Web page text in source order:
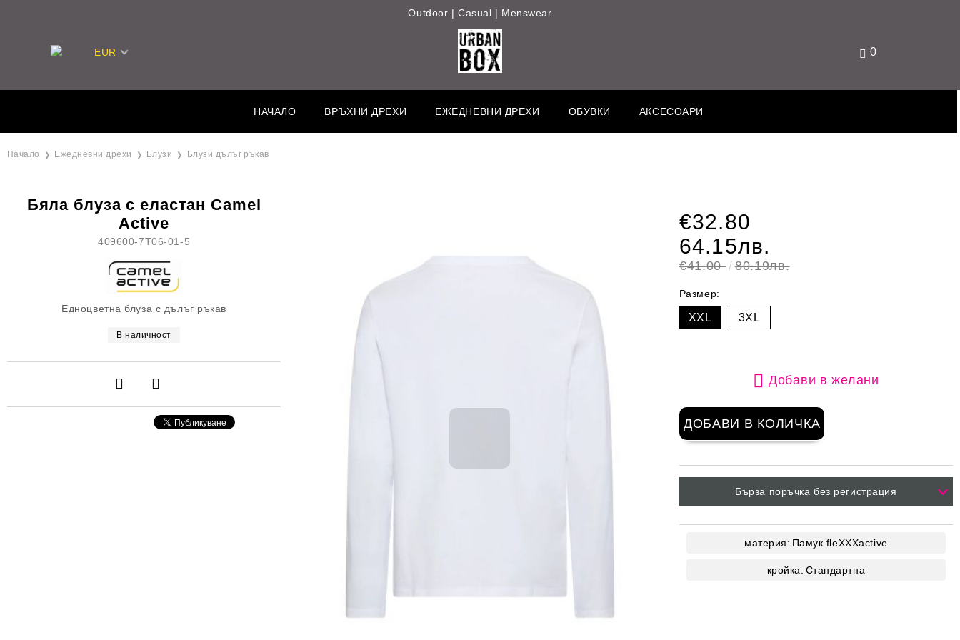
Outdoor | Casual | Menswear
EUR 0
НАЧАЛО ВРЪХНИ ДРЕХИ ЕЖЕДНЕВНИ ДРЕХИ ОБУВКИ АКСЕСОАРИ
Начало Ежедневни дрехи Блузи Блузи дълъг ръкав
Бяла блуза с еластан Camel
Active
409600-7T06-01-5
Едноцветна блуза с дълъг ръкав
В наличност
€32.80
64.15лв.
€41.00 80.19лв.
Размер:
XXL 3XL
Добави в желани
Бърза поръчка без регистрация
материя: Памук fleXXXactive
кройка: Стандартна